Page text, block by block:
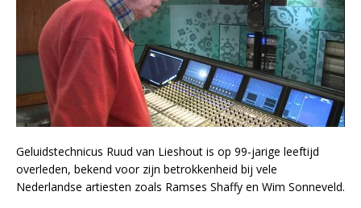
Geluidstechnicus Ruud van Lieshout is op 99-jarige leeftijd
overleden, bekend voor zijn betrokkenheid bij vele
Nederlandse artiesten zoals Ramses Shaffy en Wim Sonneveld.